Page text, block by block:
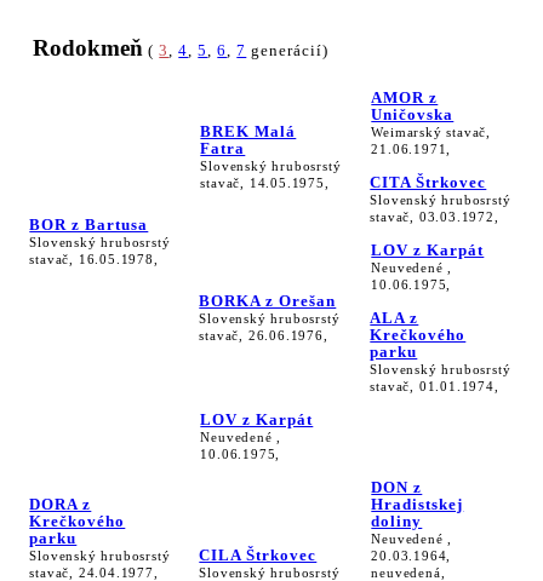
Rodokmeň (3,4,5,6,7 generácií)
BOR z Bartusa
Slovenský hrubosrstý
stavač, 16.05.1978,
BREK Malá
Fatra
Slovenský hrubosrstý
stavač, 14.05.1975,
AMOR z
Uničovska
Weimarský stavač,
21.06.1971,
CITA Štrkovec
Slovenský hrubosrstý
stavač, 03.03.1972,
BORKA z Orešan
Slovenský hrubosrstý
stavač, 26.06.1976,
LOV z Karpát
Neuvedené ,
10.06.1975,
ALA z
Krečkového
parku
Slovenský hrubosrstý
stavač, 01.01.1974,
DORA z
Krečkového
parku
Slovenský hrubosrstý
stavač, 24.04.1977,
LOV z Karpát
Neuvedené ,
10.06.1975,
CILA Štrkovec
Slovenský hrubosrstý
DON z
Hradistskej
doliny
Neuvedené ,
20.03.1964,
neuvedená,